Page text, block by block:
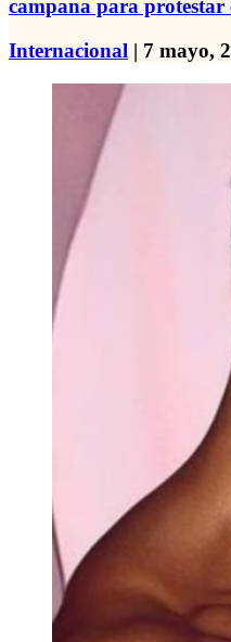
campana para
Internacional | 7 mayo,